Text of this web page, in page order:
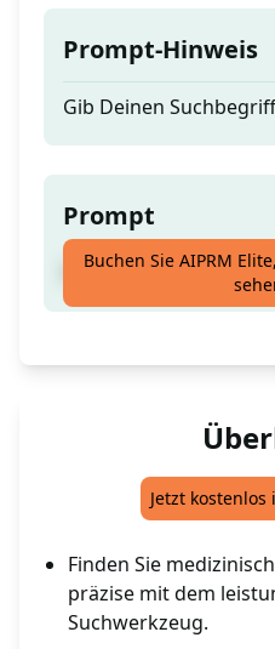
Prompt-Hinweis
Gib Deinen
Prompt
Finde medizinische
Buchen Sie AIPRM
Jetzt
Finden Sie
präzise mit dem
Suchwerkzeug.